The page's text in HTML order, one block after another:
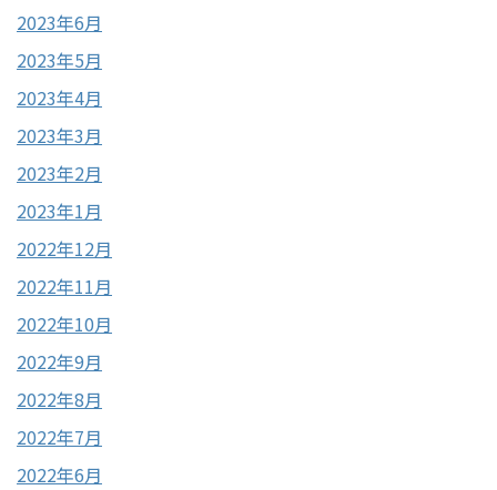
2023年6月
2023年5月
2023年4月
2023年3月
2023年2月
2023年1月
2022年12月
2022年11月
2022年10月
2022年9月
2022年8月
2022年7月
2022年6月